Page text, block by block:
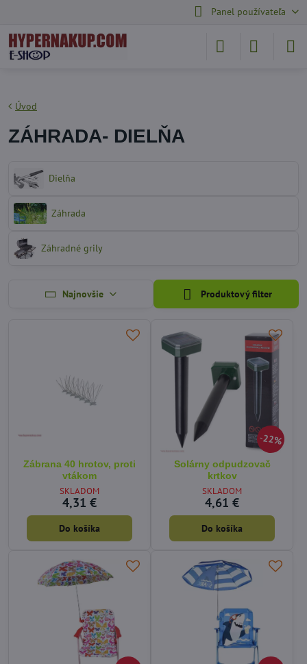
Panel používateľa
Úvod
ZÁHRADA- DIELŇA
Dielňa
Záhrada
Záhradné grily
Najnovšie Produktový filter
Zábrana 40 hrotov, proti
vtákom
SKLADOM
4,31 €
Do košíka
22%
Solárny odpudzovač
krtkov
SKLADOM
4,61 €
Do košíka